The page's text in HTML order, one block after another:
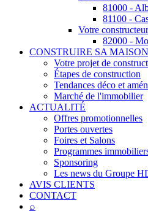
81000 -
81100 -
Votre
82000 -
CONSTRUIRE SA MAISON
Votre projet de
Étapes de construction
Tendances déco et
Marché de l'immobilier
ACTUALITÉ
Offres promotionnelles
Portes ouvertes
Foires et Salons
Programmes
Sponsoring
Les news du Groupe
AVIS CLIENTS
CONTACT
⌕